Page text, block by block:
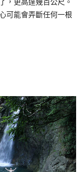
可能會弄斷任何一根